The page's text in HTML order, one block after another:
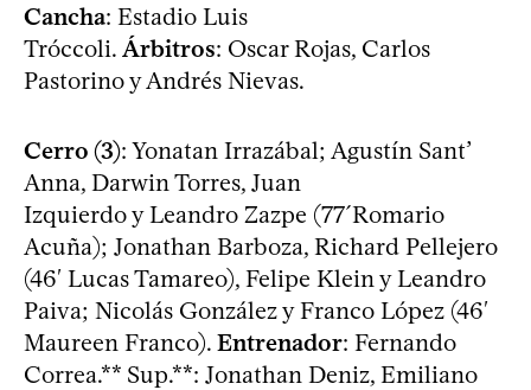
Cancha: Estadio Luis
Tróccoli. Árbitros: Oscar Rojas, Carlos
Pastorino y Andrés Nievas.
Cerro (3): Yonatan Irrazábal; Agustín Sant’
Anna, Darwin Torres, Juan
Izquierdo y Leandro Zazpe (77´Romario
Acuña); Jonathan Barboza, Richard Pellejero
(46′ Lucas Tamareo), Felipe Klein y Leandro
Paiva; Nicolás González y Franco López (46′
Maureen Franco). Entrenador: Fernando
Correa.** Sup.**: Jonathan Deniz, Emiliano